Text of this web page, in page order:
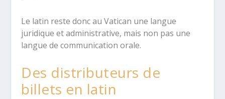
Le latin reste donc au Vatican une langue
juridique et administrative, mais non pas une
langue de communication orale.
Des distributeurs de
billets en latin